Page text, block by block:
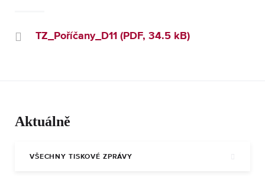
TZ_Poříčany_D11 (PDF, 34.5 kB)
Aktuálně
VŠECHNY TISKOVÉ ZPRÁVY